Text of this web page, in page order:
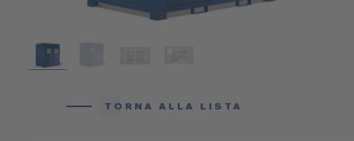
TORNA ALLA LISTA